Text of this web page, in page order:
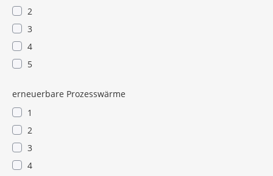
2
3
4
5
erneuerbare Prozesswärme
1
2
3
4